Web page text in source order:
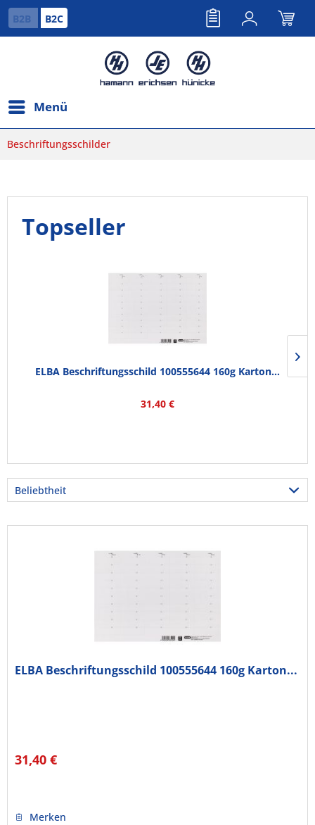
B2B B2C
Menü
Beschriftungsschilder
Topseller
ELBA Beschriftungsschild 100555644 160g Karton...
31,40 €
ELBA Beschriftungsschild 100555644 160g Karton...
31,40 €
Merken